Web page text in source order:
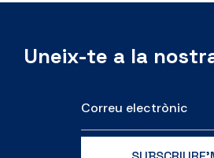
Uneix-te a la